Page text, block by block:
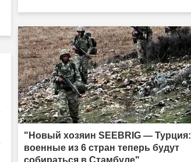
"Новый хозяин SEEBRIG — Турция:
военные из 6 стран теперь будут
собираться в Стамбуле"